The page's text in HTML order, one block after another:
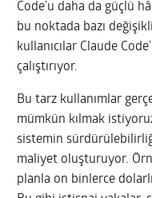
Code’u daha da güçlü
bu noktada bazı
kullanıcılar Claude
çalıştırıyor.
Bu tarz kullanımlar
mümkün kılmak
sistemin
maliyet oluşturuyor.
planla on binlerce